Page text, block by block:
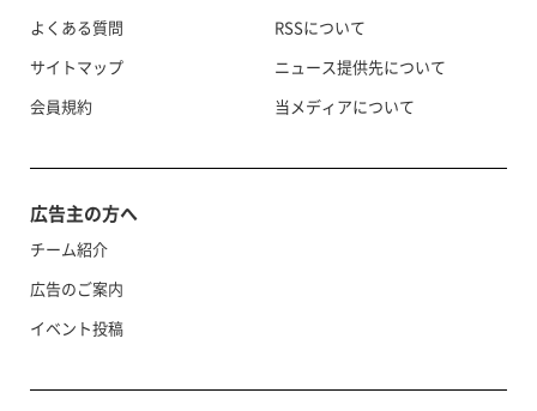
よくある質問
サイトマップ
会員規約
RSSについて
ニュース提供先について
当メディアについて
広告主の方へ
チーム紹介
広告のご案内
イベント投稿